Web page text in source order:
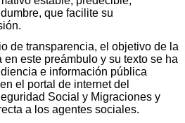
que facilite su
de transparencia, el objetivo de la
este preámbulo y su texto se ha
e información pública
el portal de internet del
Social y Migraciones y
a los agentes sociales.